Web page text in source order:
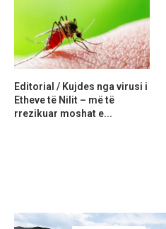
Editorial / Kujdes nga virusi i
Etheve të Nilit – më të
rrezikuar moshat e...